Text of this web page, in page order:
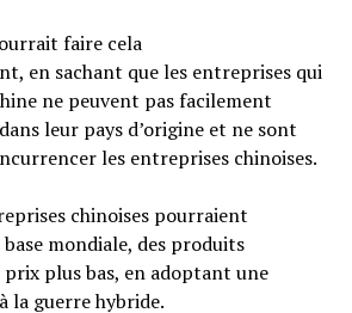
faire cela
en sachant que les entreprises qui
ne peuvent pas facilement
leur pays d’origine et ne sont
les entreprises chinoises.
chinoises pourraient
mondiale, des produits
plus bas, en adoptant une
la guerre hybride.